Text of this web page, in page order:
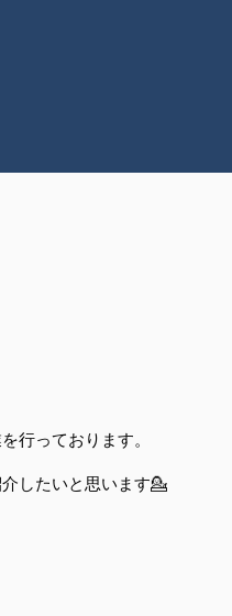
行っております。
したいと思います💁